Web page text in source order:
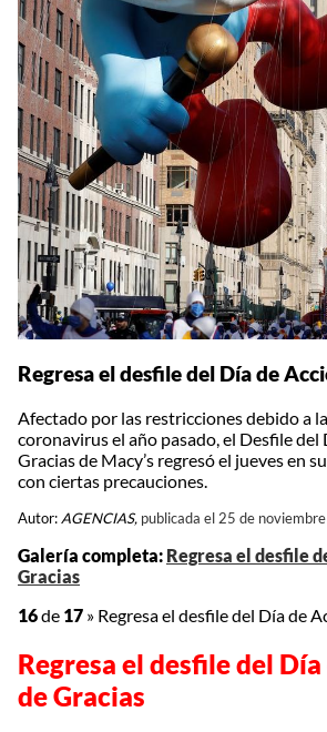
Regresa el desfile del Día de
Afectado por las restricciones debido a
coronavirus el año pasado, el Desfile del
Gracias de Macy’s regresó el jueves en
con ciertas precauciones.
Autor: AGENCIAS, publicada el 25 de
Galería completa: Regresa el desfile
Gracias
16de 17 » Regresa el desfile del Día de
Regresa el desfile del
de Gracias